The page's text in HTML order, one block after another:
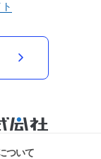
ついて